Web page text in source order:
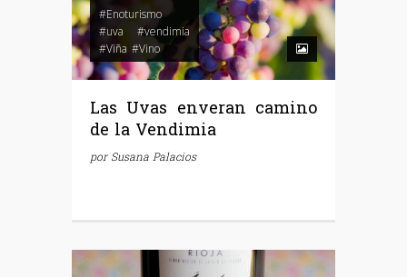
#Enoturismo
#uva
#vendimia
#Viña #Vino
Las Uvas enveran camino
de la Vendimia
porSusana Palacios